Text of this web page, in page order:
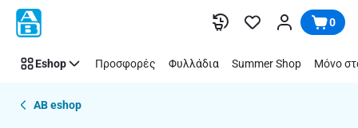
Παράλειψη 0
Eshop Προσφορές Φυλλάδια Summer Shop Μόνο
AB eshop